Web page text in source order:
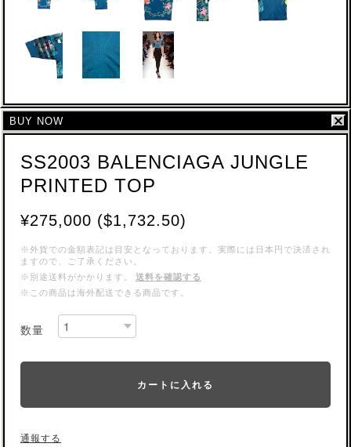
BUY NOW
SS2003 BALENCIAGA JUNGLE
PRINTED TOP
¥275,000 ($1,732.50)
※外貨での金額表記は目安となっております。実際には日本円で決済され
ますので、ご了承ください。
※別途送料がかかります。
送料を確認する
※この商品は海外配送できる商品です。
数量
カートに入れる
通報する